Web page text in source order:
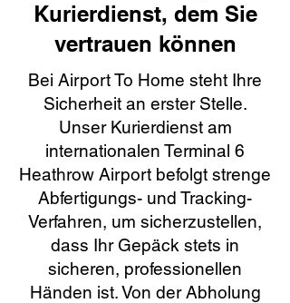
Kurierdienst, dem Sie
vertrauen können
Bei Airport To Home steht Ihre
Sicherheit an erster Stelle.
Unser Kurierdienst am
internationalen Terminal 6
Heathrow Airport befolgt strenge
Abfertigungs- und Tracking-
Verfahren, um sicherzustellen,
dass Ihr Gepäck stets in
sicheren, professionellen
Händen ist. Von der Abholung